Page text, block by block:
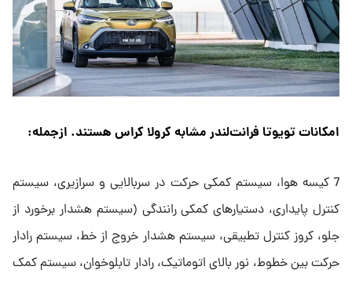
امکانات تویوتا فرانت‌لندر مشابه کرولا کراس هستند. ازجمله:
7 کیسه هوا، سیستم کمکی حرکت در سربالایی و سرازیری، سیستم
کنترل پایداری، دستیارهای کمکی رانندگی (سیستم هشدار برخورد از
جلو، کروز کنترل تطبیقی، سیستم هشدار خروج از خط، سیستم رادار
حرکت بین خطوط، نور بالای اتوماتیک، رادار تابلوخوان، سیستم کمک